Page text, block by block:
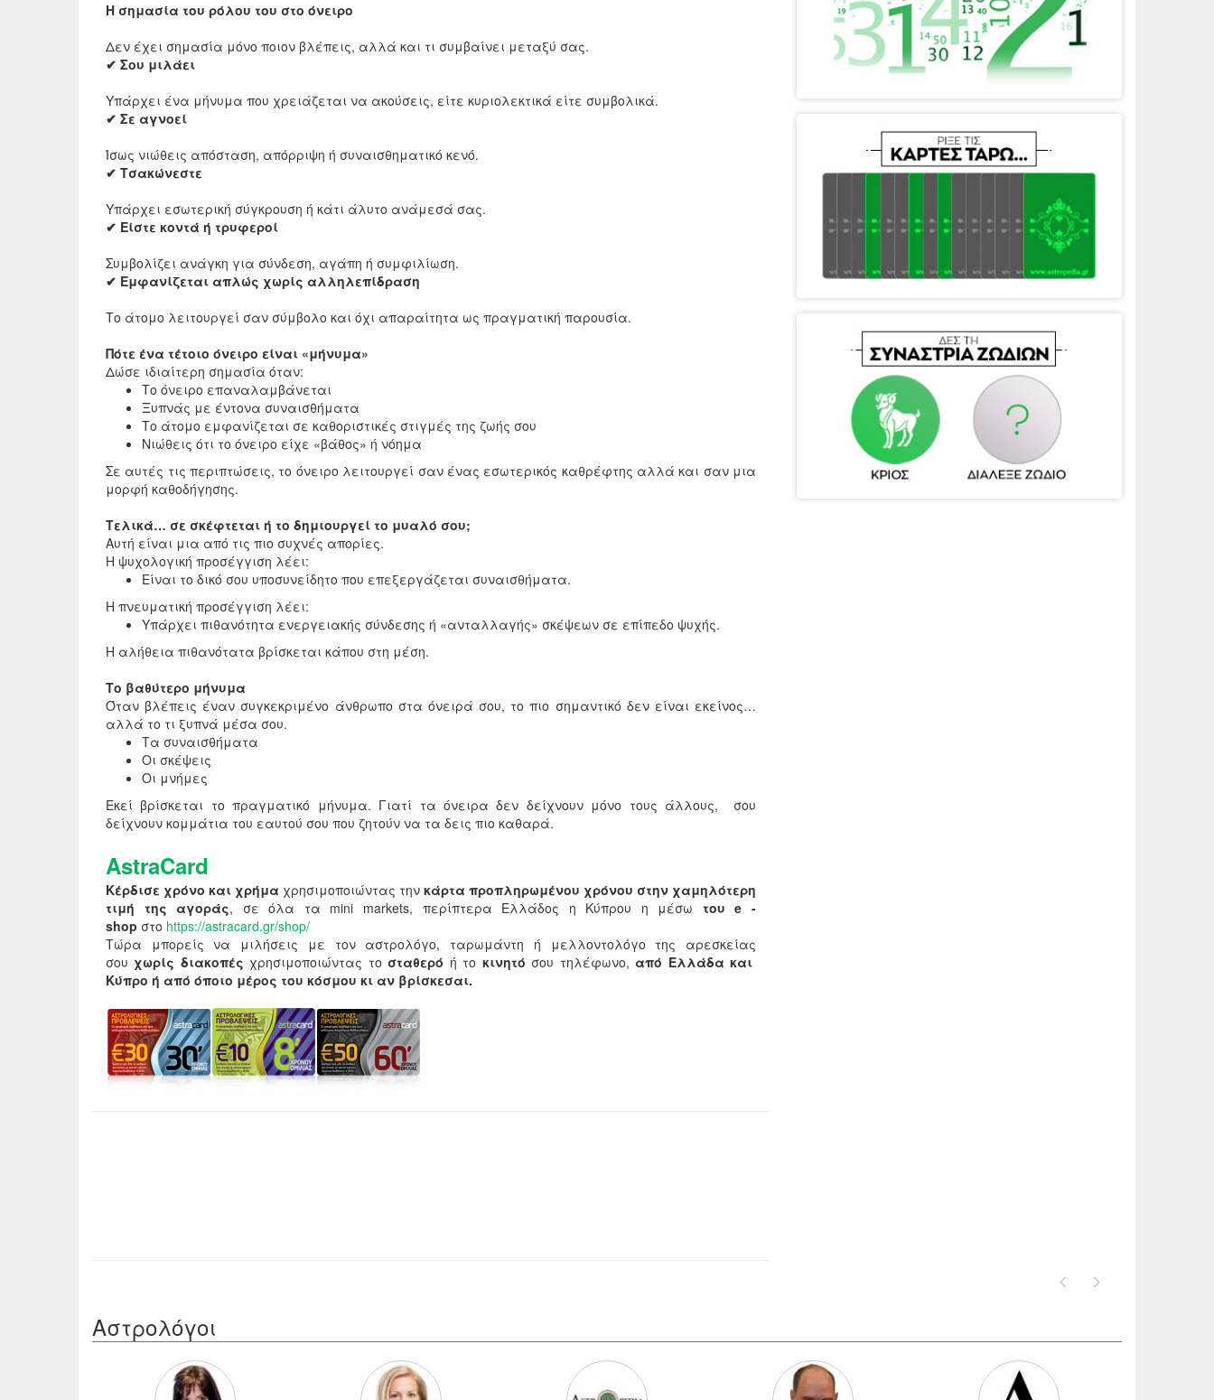
Η σημασία του ρόλου του στο όνειρο
Δεν έχει σημασία μόνο ποιον βλέπεις, αλλά και τι συμβαίνει μεταξύ σας.
✔ Σου μιλάει
Υπάρχει ένα μήνυμα που χρειάζεται να ακούσεις, είτε κυριολεκτικά είτε συμβολικά.
✔ Σε αγνοεί
Ίσως νιώθεις απόσταση, απόρριψη ή συναισθηματικό κενό.
✔ Τσακώνεστε
Υπάρχει εσωτερική σύγκρουση ή κάτι άλυτο ανάμεσά σας.
✔ Είστε κοντά ή τρυφεροί
Συμβολίζει ανάγκη για σύνδεση, αγάπη ή συμφιλίωση.
✔ Εμφανίζεται απλώς χωρίς αλληλεπίδραση
Το άτομο λειτουργεί σαν σύμβολο και όχι απαραίτητα ως πραγματική παρουσία.
Πότε ένα τέτοιο όνειρο είναι «μήνυμα»
Δώσε ιδιαίτερη σημασία όταν:
Το όνειρο επαναλαμβάνεται
Ξυπνάς με έντονα συναισθήματα
Το άτομο εμφανίζεται σε καθοριστικές στιγμές της ζωής σου
Νιώθεις ότι το όνειρο είχε «βάθος» ή νόημα
Σε αυτές τις περιπτώσεις, το όνειρο λειτουργεί σαν ένας εσωτερικός καθρέφτης αλλά και σαν μια
μορφή καθοδήγησης.
Τελικά… σε σκέφτεται ή το δημιουργεί το μυαλό σου;
Αυτή είναι μια από τις πιο συχνές απορίες.
Η ψυχολογική προσέγγιση λέει:
Είναι το δικό σου υποσυνείδητο που επεξεργάζεται συναισθήματα.
Η πνευματική προσέγγιση λέει:
Υπάρχει πιθανότητα ενεργειακής σύνδεσης ή «ανταλλαγής» σκέψεων σε επίπεδο ψυχής.
Η αλήθεια πιθανότατα βρίσκεται κάπου στη μέση.
Το βαθύτερο μήνυμα
Όταν βλέπεις έναν συγκεκριμένο άνθρωπο στα όνειρά σου, το πιο σημαντικό δεν είναι εκείνος…
αλλά το τι ξυπνά μέσα σου.
Τα συναισθήματα
Οι σκέψεις
Οι μνήμες
Εκεί βρίσκεται το πραγματικό μήνυμα. Γιατί τα όνειρα δεν δείχνουν μόνο τους άλλους, σου
δείχνουν κομμάτια του εαυτού σου που ζητούν να τα δεις πιο καθαρά.
AstraCard
Κέρδισε χρόνο και χρήμα χρησιμοποιώντας την κάρτα προπληρωμένου χρόνου στην χαμηλότερη
τιμή της αγοράς, σε όλα τα mini markets, περίπτερα Ελλάδος η Κύπρου η μέσω του e -
shop στο https://astracard.gr/shop/
Τώρα μπορείς να μιλήσεις με τον αστρολόγο, ταρωμάντη ή μελλοντολόγο της αρεσκείας
σου χωρίς διακοπές χρησιμοποιώντας το σταθερό ή το κινητό σου τηλέφωνο,από Ελλάδα και
Κύπρο ή από όποιο μέρος του κόσμου κι αν βρίσκεσαι.
Αστρολόγοι